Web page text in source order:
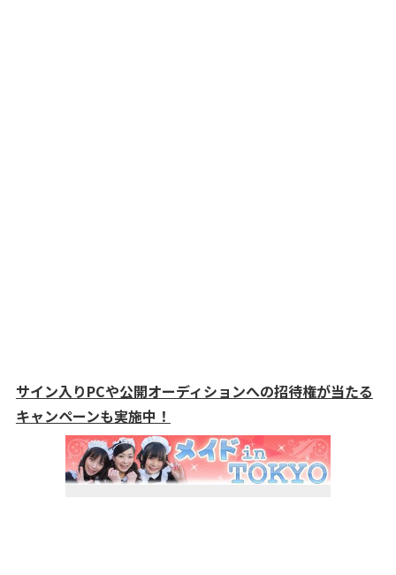
サイン入りPCや公開オーディションへの招待権が当たる
キャンペーンも実施中！